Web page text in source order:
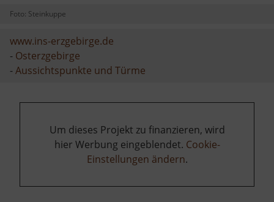
Foto: Steinkuppe
www.ins-erzgebirge.de
- Osterzgebirge
-Aussichtspunkte und Türme
Um dieses Projekt zu finanzieren, wird
hier Werbung eingeblendet. Cookie-
Einstellungen ändern.